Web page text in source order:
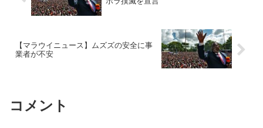
【マラウイニュース】ムズズの安全に事
業者が不安
コメント